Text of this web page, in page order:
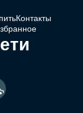
Контакты